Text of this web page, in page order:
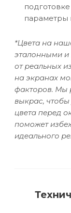
параметры
*Цвета на
эталонными и
от реальных
на экранах
факторов. Мы
выкрас,
цвета перед
поможет
идеального